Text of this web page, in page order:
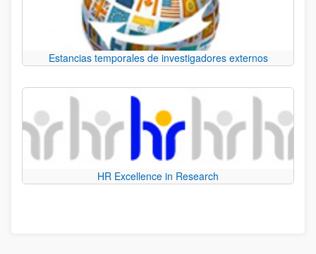
Estancias temporales de investigadores externos
HR Excellence in Research